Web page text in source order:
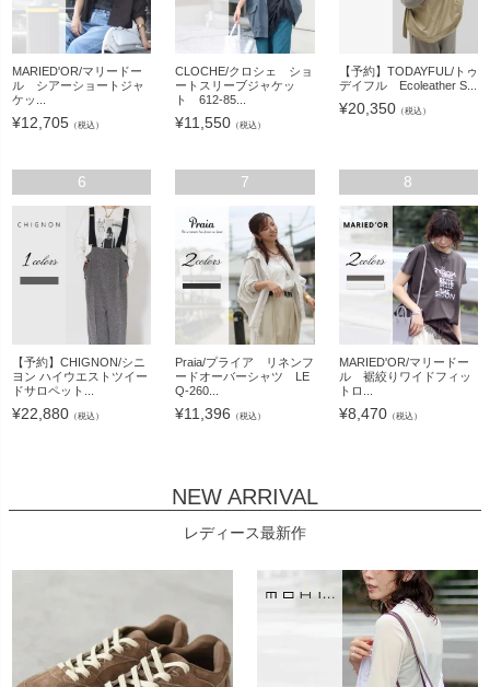
MARIED'OR/マリードー
ル シアーショートジャ
ケッ...
¥12,705 （税込）
CLOCHE/クロシェ ショ
ートスリーブジャケッ
ト 612-85...
¥11,550 （税込）
【予約】TODAYFUL/トゥ
デイフル Ecoleather S...
¥20,350（税込）
6
【予約】CHIGNON/シニ
ヨン ハイウエストツイー
ドサロペット...
¥22,880 （税込）
7
Praia/プライア リネンフ
ードオーバーシャツ LE
Q-260...
¥11,396 （税込）
8
MARIED'OR/マリードー
ル 裾絞りワイドフィッ
トロ...
¥8,470（税込）
NEW ARRIVAL
レディース最新作